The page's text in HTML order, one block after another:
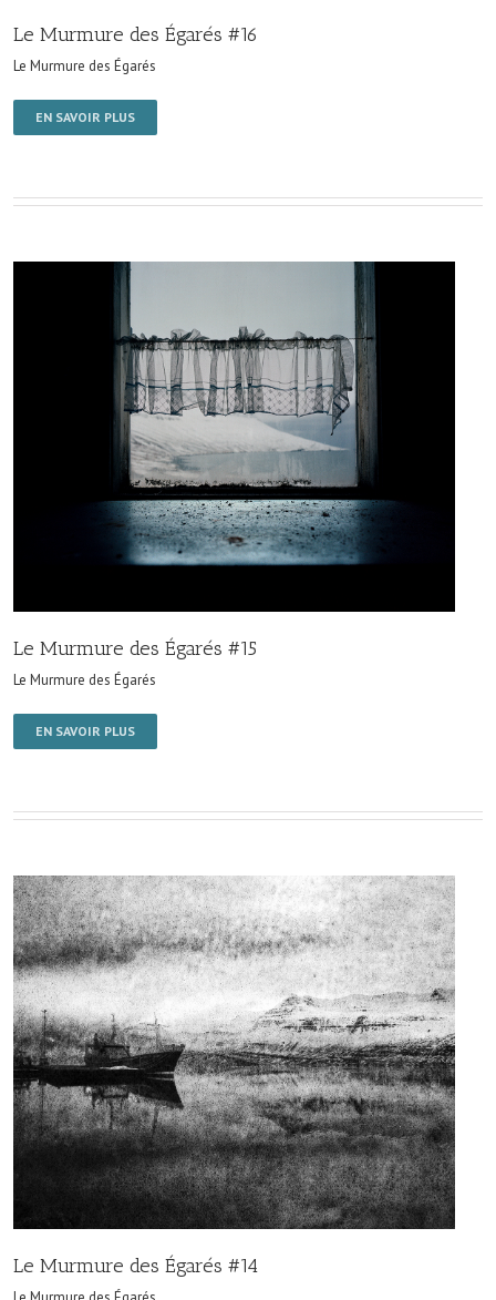
Le Murmure des Égarés #16
Le Murmure des Égarés
EN SAVOIR PLUS
Le Murmure des Égarés #15
Le Murmure des Égarés
EN SAVOIR PLUS
Le Murmure des Égarés #14